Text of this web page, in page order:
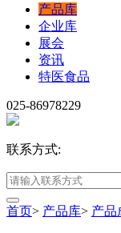
产品库
企业库
展会
资讯
特医食品
025-86978229
联系方式:
首页> 产品库> 产品